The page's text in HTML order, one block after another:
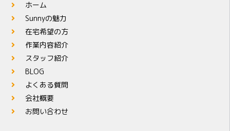
ホーム
Sunnyの魅力
在宅希望の方
作業内容紹介
スタッフ紹介
BLOG
よくある質問
会社概要
お問い合わせ